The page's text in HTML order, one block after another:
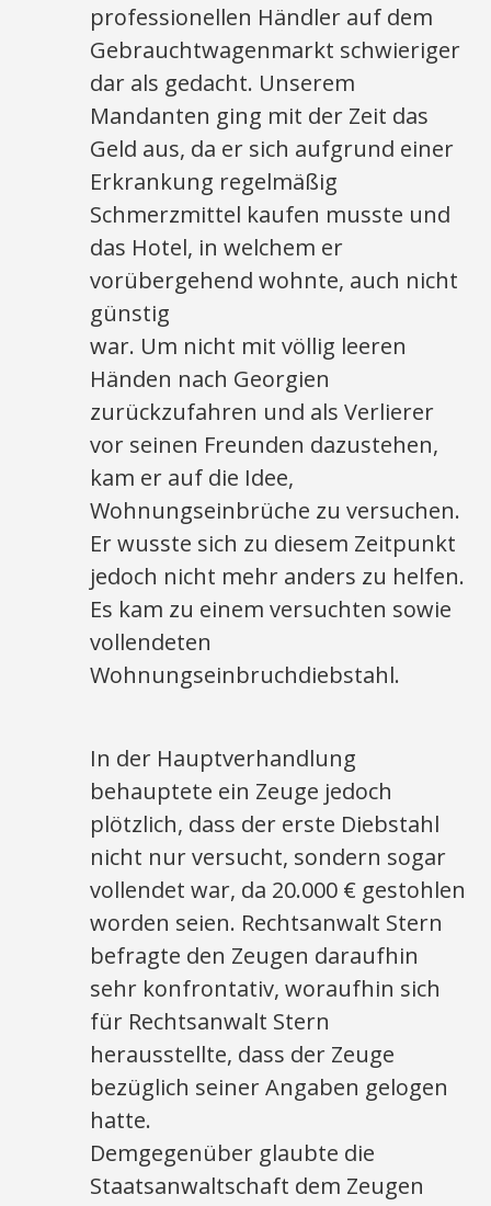
professionellen Händler auf dem
Gebrauchtwagenmarkt schwieriger
dar als gedacht. Unserem
Mandanten ging mit der Zeit das
Geld aus, da er sich aufgrund einer
Erkrankung regelmäßig
Schmerzmittel kaufen musste und
das Hotel, in welchem er
vorübergehend wohnte, auch nicht
günstig
war. Um nicht mit völlig leeren
Händen nach Georgien
zurückzufahren und als Verlierer
vor seinen Freunden dazustehen,
kam er auf die Idee,
Wohnungseinbrüche zu versuchen.
Er wusste sich zu diesem Zeitpunkt
jedoch nicht mehr anders zu helfen.
Es kam zu einem versuchten sowie
vollendeten
Wohnungseinbruchdiebstahl.
In der Hauptverhandlung
behauptete ein Zeuge jedoch
plötzlich, dass der erste Diebstahl
nicht nur versucht, sondern sogar
vollendet war, da 20.000 € gestohlen
worden seien. Rechtsanwalt Stern
befragte den Zeugen daraufhin
sehr konfrontativ, woraufhin sich
für Rechtsanwalt Stern
herausstellte, dass der Zeuge
bezüglich seiner Angaben gelogen
hatte.
Demgegenüber glaubte die
Staatsanwaltschaft dem Zeugen